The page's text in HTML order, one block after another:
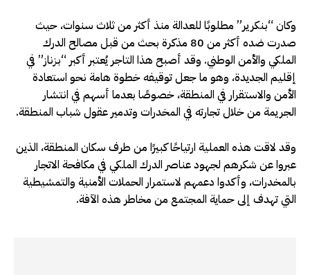
وكان “بنكرير” مطلوبًا للعدالة منذ أكثر من ثلاث سنوات، حيث
صدرت ضده أكثر من 80 مذكرة بحث من قبل مصالح الدرك
الملكي والأمن الوطني. وقد أصبح هذا التاجر يُعتبر أكبر “بزناز” في
إقليم الجديدة، وهو ما جعل توقيفه خطوة هامة نحو استعادة
الأمن والاستقرار في المنطقة، خصوصًا بعدما أسهم في انتشار
الجريمة من خلال تجارته في المخدرات وتدمير عقول شباب المنطقة.
وقد لاقت هذه العملية ارتياحًا كبيرًا من طرف سكان المنطقة، الذين
عبروا عن شكرهم لجهود عناصر الدرك الملكي في مكافحة الاتجار
بالمخدرات، وأكدوا دعمهم لاستمرار الحملات الأمنية والتمشيطية
التي تهدف إلى حماية المجتمع من مخاطر هذه الآفة.